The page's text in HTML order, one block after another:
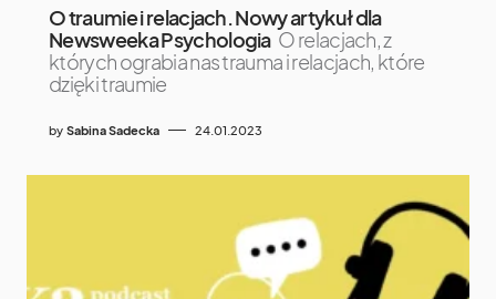
O traumie i relacjach. Nowy artykuł dla
Newsweeka Psychologia O relacjach, z
których ograbia nas trauma i relacjach, które
dzięki traumie
by Sabina Sadecka 24.01.2023